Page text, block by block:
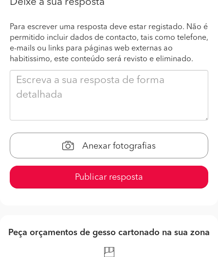
Para escrever uma resposta deve estar registado. Não é
permitido incluir dados de contacto, tais como telefone,
e-mails ou links para páginas web externas ao
habitissimo, este conteúdo será revisto e eliminado.
Anexar fotografias
Publicar resposta
Peça orçamentos de gesso cartonado na sua zona